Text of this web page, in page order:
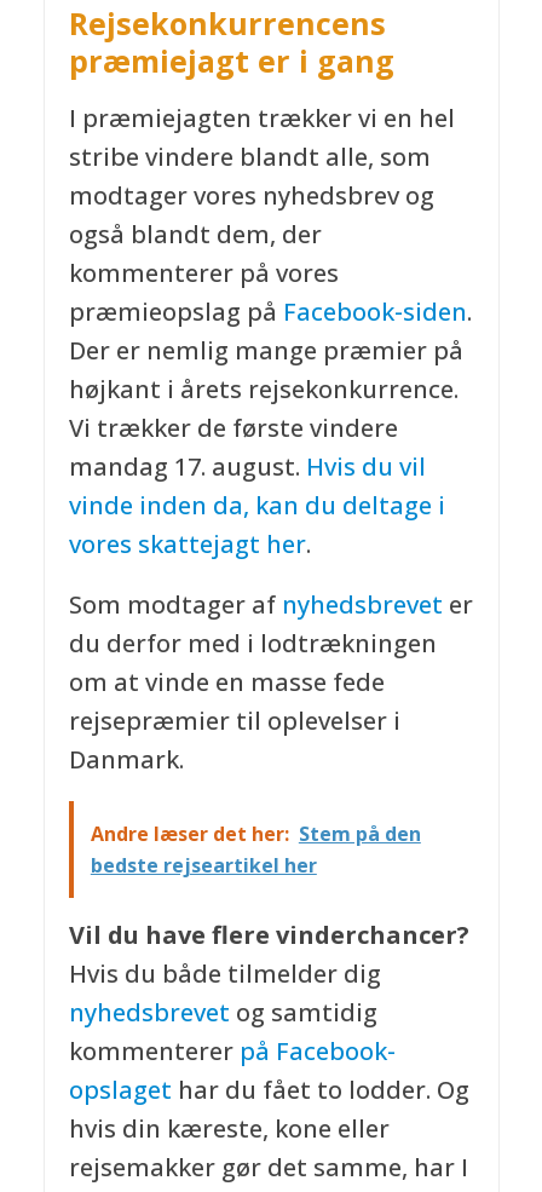
Rejsekonkurrencens
præmiejagt er i gang
I præmiejagten trækker vi en hel
stribe vindere blandt alle, som
modtager vores nyhedsbrev og
også blandt dem, der
kommenterer på vores
præmieopslag på Facebook-siden.
Der er nemlig mange præmier på
højkant i årets rejsekonkurrence.
Vi trækker de første vindere
mandag 17. august. Hvis du vil
vinde inden da, kan du deltage i
vores skattejagt her.
Som modtager af nyhedsbrevet er
du derfor med i lodtrækningen
om at vinde en masse fede
rejsepræmier til oplevelser i
Danmark.
Andre læser det her: Stem på den
bedste rejseartikel her
Vil du have flere vinderchancer?
Hvis du både tilmelder dig
nyhedsbrevet og samtidig
kommenterer på Facebook-
opslaget har du fået to lodder. Og
hvis din kæreste, kone eller
rejsemakker gør det samme, har I